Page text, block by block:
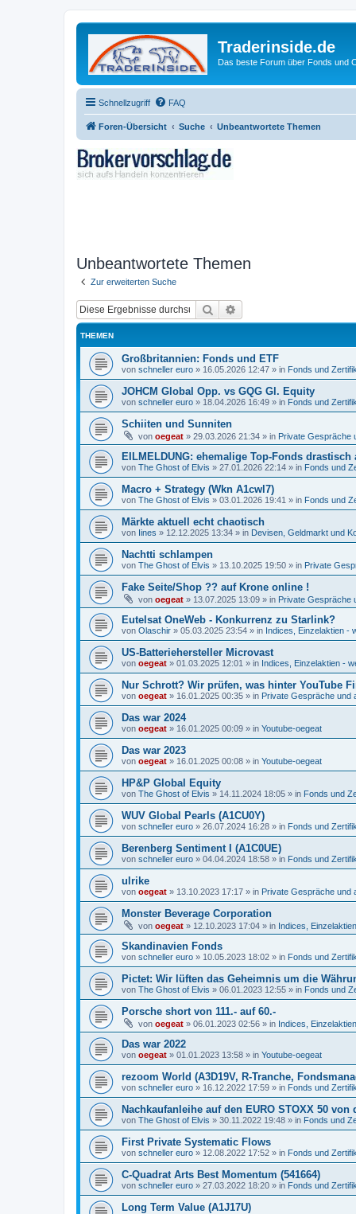
Traderinside.de
Das beste Forum über Fonds und
Schnellzugriff FAQ
Foren-Übersicht Suche Unbeantwortete Themen
Unbeantwortete Themen
Zur erweiterten Suche
Suche
THEMEN
Großbritannien: Fonds und ETF
von schneller euro » 16.05.2026 12:47 » in Fonds und
JOHCM Global Opp. vs GQG Gl. Equity
von schneller euro » 18.04.2026 16:49 » in Fonds und
Schiiten und Sunniten
von oegeat » 29.03.2026 21:34 » in Private Gespräche
EILMELDUNG: ehemalige Top-Fonds
von The Ghost of Elvis » 27.01.2026 22:14 » in Fonds und
Macro + Strategy (Wkn A1cwl7)
von The Ghost of Elvis » 03.01.2026 19:41 » in Fonds und
Märkte aktuell echt chaotisch
von Iines » 12.12.2025 13:34 » in Devisen, Geldmarkt und
Nachtti schlampen
von The Ghost of Elvis » 13.10.2025 19:50 » in Private
Fake Seite/Shop ?? auf Krone online !
von oegeat » 13.07.2025 13:09 » in Private Gespräche
Eutelsat OneWeb - Konkurrenz zu Starlink?
von Olaschir » 05.03.2025 23:54 » in Indices, Einzelaktien -
US-Batteriehersteller Microvast
von oegeat » 01.03.2025 12:01 » in Indices, Einzelaktien -
Nur Schrott? Wir prüfen, was hinter YouTube
von oegeat » 16.01.2025 00:35 » in Private Gespräche und
Das war 2024
von oegeat » 16.01.2025 00:09 » in Youtube-oegeat
Das war 2023
von oegeat » 16.01.2025 00:08 » in Youtube-oegeat
HP&P Global Equity
von The Ghost of Elvis » 14.11.2024 18:05 » in Fonds und
WUV Global Pearls (A1CU0Y)
von schneller euro » 26.07.2024 16:28 » in Fonds und
Berenberg Sentiment I (A1C0UE)
von schneller euro » 04.04.2024 18:58 » in Fonds und
ulrike
von oegeat » 13.10.2023 17:17 » in Private Gespräche und
Monster Beverage Corporation
von oegeat » 12.10.2023 17:04 » in Indices,
Skandinavien Fonds
von schneller euro » 10.05.2023 18:02 » in Fonds und
Pictet: Wir lüften das Geheimnis um die
von The Ghost of Elvis » 06.01.2023 12:55 » in Fonds und
Porsche short von 111.- auf 60.-
von oegeat » 06.01.2023 02:56 » in Indices,
Das war 2022
von oegeat » 01.01.2023 13:58 » in Youtube-oegeat
rezoom World (A3D19V, R-Tranche,
von schneller euro » 16.12.2022 17:59 » in Fonds und
Nachkaufanleihe auf den EURO STOXX 50 von
von The Ghost of Elvis » 30.11.2022 19:48 » in Fonds und
First Private Systematic Flows
von schneller euro » 12.08.2022 17:52 » in Fonds und
C-Quadrat Arts Best Momentum (541664)
von schneller euro » 27.03.2022 18:20 » in Fonds und
Long Term Value (A1J17U)